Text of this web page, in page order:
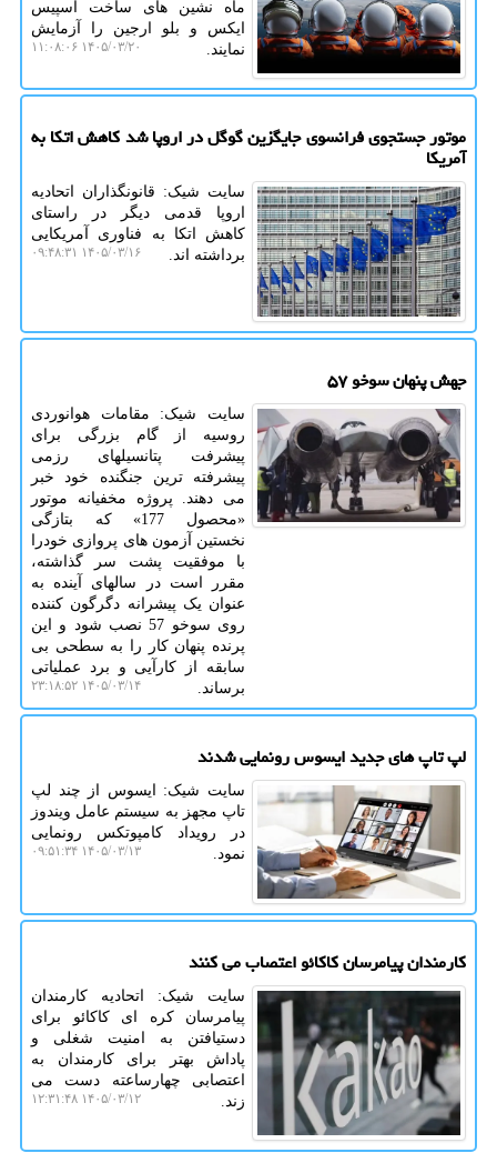
ماه نشین های ساخت اسپیس
ایکس و بلو ارجین را آزمایش
نمایند.
۱۴۰۵/۰۳/۲۰ ۱۱:۰۸:۰۶
موتور جستجوی فرانسوی جایگزین گوگل در اروپا شد کاهش اتکا به
آمریکا
سایت شیک: قانونگذاران اتحادیه
اروپا قدمی دیگر در راستای
کاهش اتکا به فناوری آمریکایی
برداشته اند.
۱۴۰۵/۰۳/۱۶ ۰۹:۴۸:۳۱
جهش پنهان سوخو ۵۷
سایت شیک: مقامات هوانوردی
روسیه از گام بزرگی برای
پیشرفت پتانسیلهای رزمی
پیشرفته ترین جنگنده خود خبر
می دهند. پروژه مخفیانه موتور
«محصول 177» که بتازگی
نخستین آزمون های پروازی خودرا
با موفقیت پشت سر گذاشته،
مقرر است در سالهای آینده به
عنوان یک پیشرانه دگرگون کننده
روی سوخو 57 نصب شود و این
پرنده پنهان کار را به سطحی بی
سابقه از کارآیی و برد عملیاتی
برساند.
۱۴۰۵/۰۳/۱۴ ۲۳:۱۸:۵۲
لپ تاپ های جدید ایسوس رونمایی شدند
سایت شیک: ایسوس از چند لپ
تاپ مجهز به سیستم عامل ویندوز
در رویداد کامپوتکس رونمایی
نمود.
۱۴۰۵/۰۳/۱۳ ۰۹:۵۱:۳۴
کارمندان پیامرسان کاکائو اعتصاب می کنند
سایت شیک: اتحادیه کارمندان
پیامرسان کره ای کاکائو برای
دستیافتن به امنیت شغلی و
پاداش بهتر برای کارمندان به
اعتصابی چهارساعته دست می
زند.
۱۴۰۵/۰۳/۱۲ ۱۲:۳۱:۴۸